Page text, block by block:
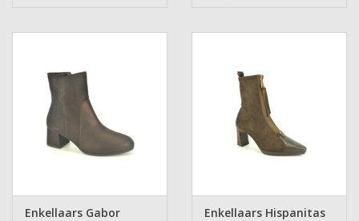
Enkellaars Gabor
Enkellaars Hispanitas